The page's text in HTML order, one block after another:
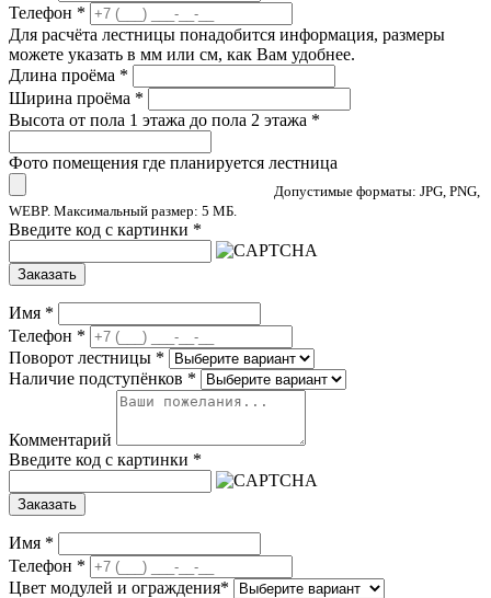
Телефон *
Для расчёта лестницы понадобится информация, размеры
можете указать в мм или см, как Вам удобнее.
Длина проёма *
Ширина проёма *
Высота от пола 1 этажа до пола 2 этажа *
Фото помещения где планируется лестница
Допустимые форматы: JPG, PNG,
WEBP. Максимальный размер: 5 МБ.
Введите код с картинки *
Заказать
Имя *
Телефон *
Поворот лестницы *
Наличие подступёнков *
Комментарий
Введите код с картинки *
Заказать
Имя *
Телефон *
Цвет модулей и ограждения*